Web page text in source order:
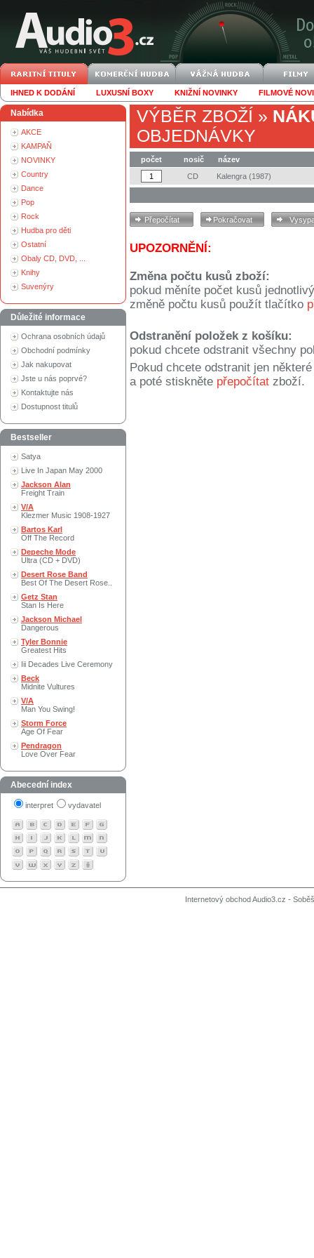
IHNED K DODÁNÍ LUXUSNÍ BOXY KNIŽNÍ NOVINKY FILMOVÉ
Nabídka
AKCE
KAMPAŇ
NOVINKY
Country
Dance
Pop
Rock
Hudba pro děti
Ostatní
Obaly CD, DVD, ...
Knihy
Suvenýry
Důležité informace
Ochrana osobních údajů
Obchodní podmínky
Jak nakupovat
Jste u nás poprvé?
Kontaktujte nás
Dostupnost titulů
Bestseller
Satya
Live In Japan May 2000
Jackson Alan
Freight Train
V/A
Klezmer Music 1908-1927
Bartos Karl
Off The Record
Depeche Mode
Ultra (CD + DVD)
Desert Rose Band
Best Of The Desert Rose..
Getz Stan
Stan Is Here
Jackson Michael
Dangerous
Tyler Bonnie
Greatest Hits
Iii Decades Live Ceremony
Beck
Midnite Vultures
V/A
Man You Swing!
Storm Force
Age Of Fear
Pendragon
Love Over Fear
Abecední index
interpret vydavatel
VÝBĚR ZBOŽÍ »
OBJEDNÁVKY
počet nosič
název
CD
Kalengra (1987)
UPOZORNĚNÍ:
Změna počtu kusů zboží:
pokud měníte počet kusů
změně počtu kusů použít tlačítko
Odstranění položek z košíku:
pokud chcete odstranit všechny
Pokud chcete odstranit jen
a poté stiskněte přepočítat zboží.
Internetový obchod Audio3.cz -